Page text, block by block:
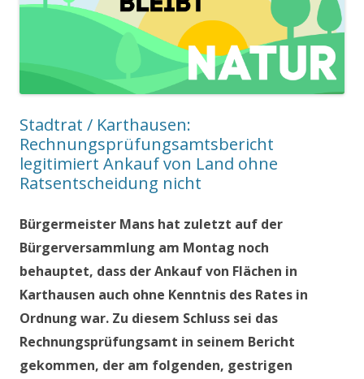
Stadtrat / Karthausen:
Rechnungsprüfungsamtsbericht
legitimiert Ankauf von Land ohne
Ratsentscheidung nicht
Bürgermeister Mans hat zuletzt auf der
Bürgerversammlung am Montag noch
behauptet, dass der Ankauf von Flächen in
Karthausen auch ohne Kenntnis des Rates in
Ordnung war. Zu diesem Schluss sei das
Rechnungsprüfungsamt in seinem Bericht
gekommen, der am folgenden, gestrigen